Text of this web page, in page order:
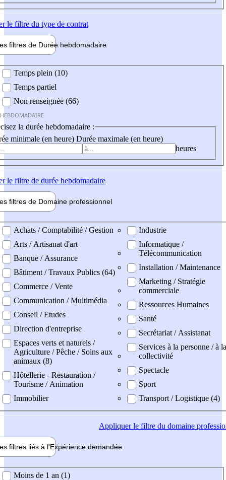
le filtre du type de contrat
filtres de Durée hebdomadaire
Temps plein (10)
Temps partiel
Non renseignée (66)
la durée hebdomadaire :
minimale (en heure) Durée maximale (en heure)
heures
le filtre de durée hebdomadaire
filtres de Domaine professionnel
professionel
Achats / Comptabilité / Gestion
Arts / Artisanat d'art
Banque / Assurance
Bâtiment / Travaux Publics (64)
Commerce / Vente
Communication / Multimédia
Conseil / Etudes
Direction d'entreprise
Espaces verts et naturels /
Agriculture / Pêche / Soins aux
animaux (8)
Hôtellerie - Restauration /
Tourisme / Animation
Immobilier
Industrie
Informatique /
Télécommunication
Installation / Maintenance
Marketing / Stratégie
commerciale
Ressources Humaines
Santé
Secrétariat / Assistanat
Services à la personne / à la
collectivité
Spectacle
Sport
Transport / Logistique (4)
Appliquerle filtre du domaine
filtres liés à l'Expérience demandée
demandée
Moins de 1 an (1)